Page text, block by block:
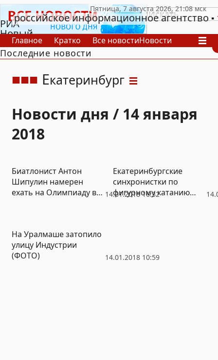
РИА
Новый
День
российское информационное агентство
Главное Кратко Все новостиНовости
В России
В мире
Последние новости
Екатеринбург
Новости дня / 14 января
2018
14.01.2018 16:32
Биатлонист Антон
Шипулин намерен
ехать на Олимпиаду в
Екатеринбургские
синхронистки по
фигурному катанию
14.01.2018 10:59
На Уралмаше затопило
улицу Индустрии
(ФОТО)